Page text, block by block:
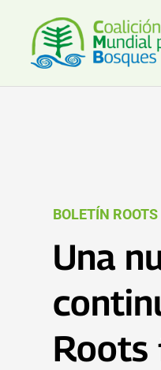
BOLETÍN ROOTS
Una